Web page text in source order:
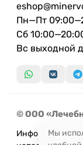
Пн—Пт
Сб
Вс выходной
© ООО
Информация,
Мы